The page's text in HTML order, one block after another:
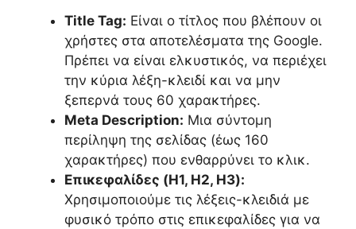
Title Tag: Είναι ο τίτλος που βλέπουν οι
χρήστες στα αποτελέσματα της Google.
Πρέπει να είναι ελκυστικός, να περιέχει
την κύρια λέξη-κλειδί και να μην
ξεπερνά τους 60 χαρακτήρες.
Meta Description: Μια σύντομη
περίληψη της σελίδας (έως 160
χαρακτήρες) που ενθαρρύνει το κλικ.
Επικεφαλίδες (H1, H2, H3):
Χρησιμοποιούμε τις λέξεις-κλειδιά με
φυσικό τρόπο στις επικεφαλίδες για να